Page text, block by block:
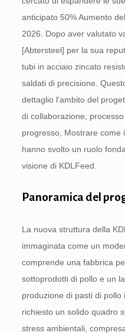
anticipato 50% Aumento
2026. Dopo aver valutato
[Abtersteel] per la sua
tubi in acciaio zincato
saldati di precisione.
dettaglio l'ambito del
di collaborazione,
progresso, Mostrare come
hanno svolto un ruolo
visione di KDLFeed.
Panoramica del
La nuova struttura della
immaginata come un
comprende una fabbrica
sottoprodotti di pollo e un
produzione di pasti di
richiesto un solido quadro
stress ambientali,